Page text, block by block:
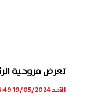
تعرض مروحية
الأحد 19/05/2024 04:49 م